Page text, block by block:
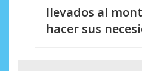
llevados al
hacer sus